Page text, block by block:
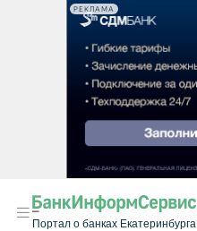
РЕКЛАМА
Портал о банках Екатеринбурга